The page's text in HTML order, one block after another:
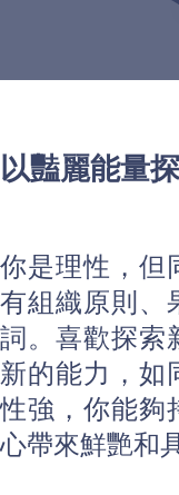
以豔麗能量
你是理性，但
有組織原則、
詞。喜歡探索
新的能力，如
性強，你能夠
心帶來鮮艷和